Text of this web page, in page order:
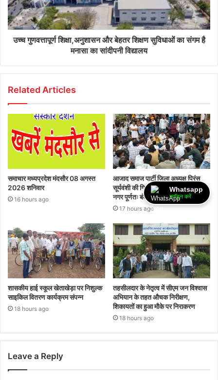
उच्च गुणवत्तापूर्ण शिक्षा,अनुशासन और बेहतर शिक्षण सुविधाओं का संगम है
मनासा का सांदीपनी विद्यालय
Related Articles
समाचार मध्यप्रदेश मंदसौर 08 अगस्त
2026 शनिवार
16 hours ago
आजाद समाज पार्टी जिला अध्यक्ष प्रिंस
सूर्यवंशी की गिरफ्तारी की मांग को लेकर
नगर पूर्णतः बंद, पुलिस ने किया लाठीचार्ज
17 hours ago
शासकीय हाई स्कूल खेताखेड़ा पर निशुल्क
साइकिल वितरण कार्यक्रम संपन्न
18 hours ago
तहसीलदार के नेतृत्व में सीएम जन विश्वास
अभियान के तहत औचक निरीक्षण,
शिकायतों का हुआ मौके पर निराकरण
18 hours ago
Leave a Reply
Whatsapp
ज्वॉइन करें